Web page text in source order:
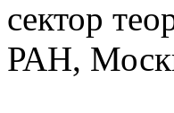
сектор
РАН,